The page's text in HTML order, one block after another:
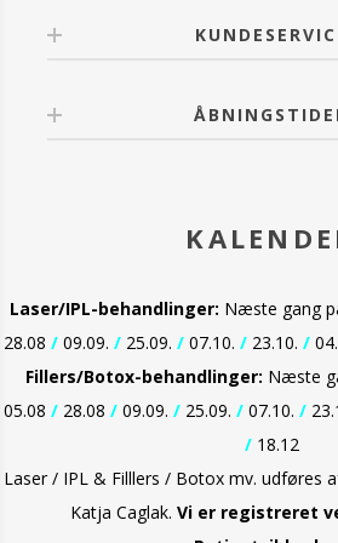
Laser/IPL-behandlinger: Næste gang
28.08 / 09.09. / 25.09. / 07.10. / 23.10. /
Fillers/Botox-behandlinger: Næste
05.08 / 28.08 / 09.09. / 25.09. / 07.10. /
/18.12
Laser / IPL & Filllers / Botox mv. udføres
Katja Caglak. Vi er registreret